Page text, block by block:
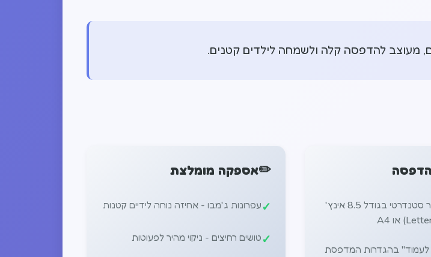
מעוצב להדפסה קלה ולשמחה לילדים קטנים.
השתמש בנייר סטנדרטי בגודל 8.5 אינץ'
בהגדרות המדפסת
✏️אספקה ​​מומלצת
עפרונות ג'מבו - אחיזה נוחה לידיים קטנות
טושים רחיצים - ניקוי מהיר לפעוטות